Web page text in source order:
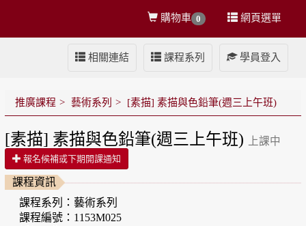
網頁選單
購物車 0
學員登入
課程系列
相關連結
推廣課程 藝術系列 [素描] 素描與色鉛筆(週三上午班)
[素描] 素描與色鉛筆(週三上午班) 上課中
報名候補或下期開課通知
課程資訊
課程系列：藝術系列
課程編號：1153M025